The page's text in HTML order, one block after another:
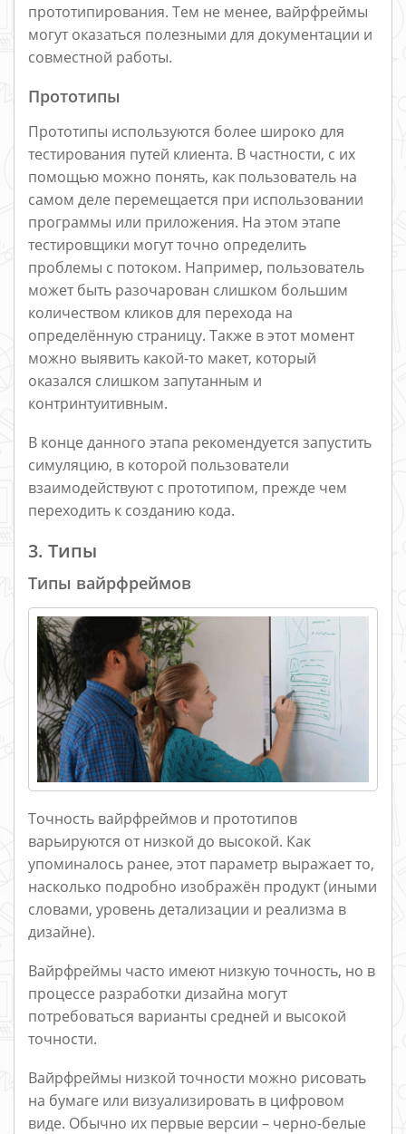
прототипирования. Тем не менее, вайрфреймы
могут оказаться полезными для документации и
совместной работы.
Прототипы
Прототипы используются более широко для
тестирования путей клиента. В частности, с их
помощью можно понять, как пользователь на
самом деле перемещается при использовании
программы или приложения. На этом этапе
тестировщики могут точно определить
проблемы с потоком. Например, пользователь
может быть разочарован слишком большим
количеством кликов для перехода на
определённую страницу. Также в этот момент
можно выявить какой-то макет, который
оказался слишком запутанным и
контринтуитивным.
В конце данного этапа рекомендуется запустить
симуляцию, в которой пользователи
взаимодействуют с прототипом, прежде чем
переходить к созданию кода.
3. Типы
Типы вайрфреймов
Точность вайрфреймов и прототипов
варьируются от низкой до высокой. Как
упоминалось ранее, этот параметр выражает то,
насколько подробно изображён продукт (иными
словами, уровень детализации и реализма в
дизайне).
Вайрфреймы часто имеют низкую точность, но в
процессе разработки дизайна могут
потребоваться варианты средней и высокой
точности.
Вайрфреймы низкой точности можно рисовать
на бумаге или визуализировать в цифровом
виде. Обычно их первые версии – черно-белые